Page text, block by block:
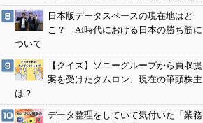
日本版データスペースの現在地はど
こ？ AI時代における日本の勝ち筋に
ついて
【クイズ】ソニーグループから買収提
案を受けたタムロン、現在の筆頭株主
は？
データ整理をしていて気付いた「業務